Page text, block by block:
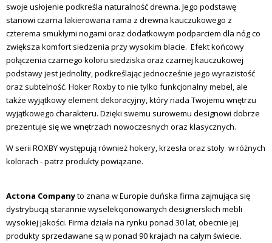
swoje usłojenie podkreśla naturalność drewna. Jego podstawę
stanowi czarna lakierowana rama z drewna kauczukowego z
czterema smukłymi nogami oraz dodatkowym podparciem dla nóg co
zwiększa komfort siedzenia przy wysokim blacie. Efekt końcowy
połączenia czarnego koloru siedziska oraz czarnej kauczukowej
podstawy jest jednolity,podkreślając jednocześnie jego wyrazistość
oraz subtelność. HokerRoxby to nie tylko funkcjonalny mebel, ale
także wyjątkowy element dekoracyjny, który nada Twojemu wnętrzu
wyjątkowego charakteru. Dzięki swemu surowemu designowi dobrze
prezentuje się we wnętrzach nowoczesnych oraz klasycznych.
W serii ROXBY występują również hokery, krzesła oraz stoły w różnych
kolorach - patrz produkty powiązane.
Actona Companyto znana w Europie duńska firma zajmująca się
dystrybucją starannie wyselekcjonowanych designerskich mebli
wysokiej jakości. Firma działa na rynku ponad 30 lat, obecnie jej
produkty sprzedawane są w ponad 90 krajach na całym świecie.